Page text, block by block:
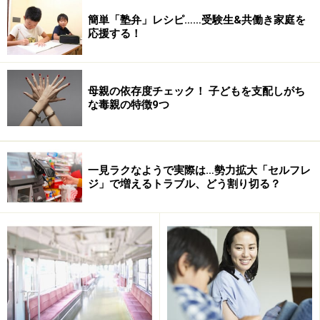
Amazonで見る
※記事内容は執筆時点のものです。最新の内容をご確認くださ
い。
【編集部おすすめの購入サイト】
Amazonで子育ての書籍をチェック！
楽天市場で子育て関連の書籍をチェック！
簡単「塾弁」レシピ……受験生&共働き家庭を
応援する！
母親の依存度チェック！ 子どもを支配しがち
な毒親の特徴9つ
一見ラクなようで実際は…勢力拡大「セルフレ
ジ」で増えるトラブル、どう割り切る？